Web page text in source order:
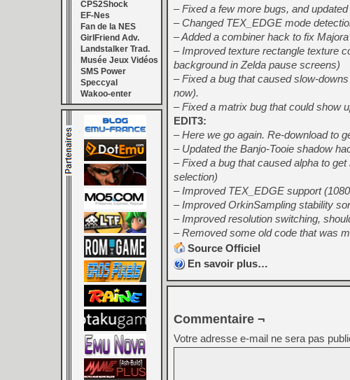
CPS2Shock
EF-Nes
Fan de la NES
GirlFriend Adv.
Landstalker Trad.
Musée Jeux Vidéos
SMS Power
Speccyal
Wakoo-enter
– Fixed a few more bugs, and updated
– Changed TEX_EDGE mode
– Added a combiner hack to fix
– Improved texture rectangle texture
background in Zelda pause screens)
– Fixed a bug that caused slow-
now).
– Fixed a matrix bug that could show
EDIT3:
– Here we go again. Re-download to
– Updated the Banjo-Tooie shadow
– Fixed a bug that caused alpha to
selection)
– Improved TEX_EDGE support
– Improved OrkinSampling stability
– Improved resolution switching,
– Removed some old code that was
Source Officiel
En savoir plus…
Commentaire ¬
Votre adresse e-mail ne sera pas